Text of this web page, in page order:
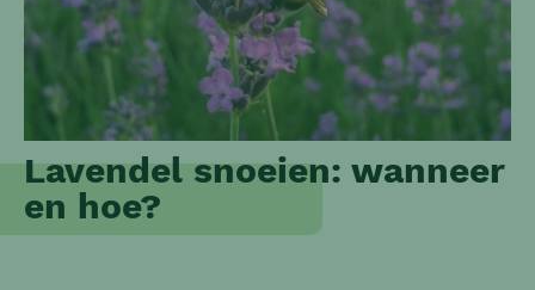
Lavendel snoeien: wanneer
en hoe?